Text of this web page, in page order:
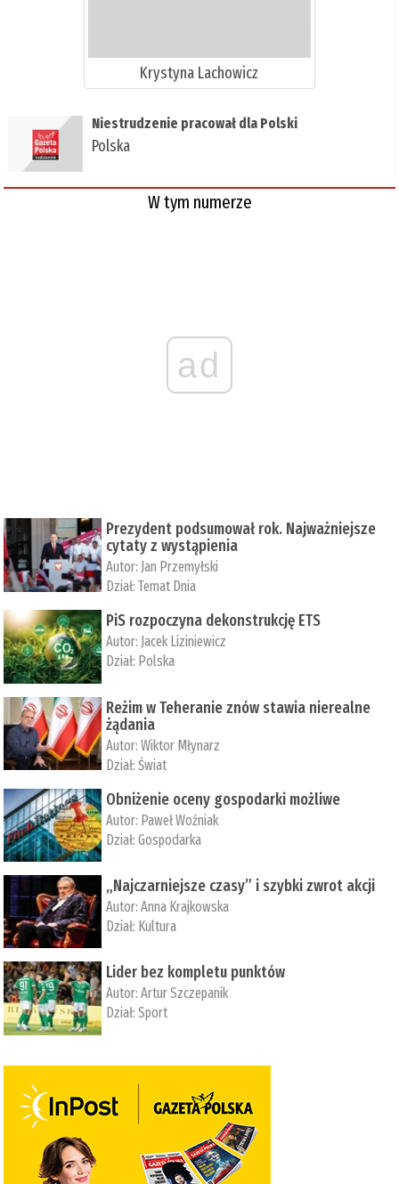
Krystyna Lachowicz
Niestrudzenie pracował dla Polski
Polska
W tym numerze
ad
Prezydent podsumował rok. Najważniejsze
cytaty z wystąpienia
Autor: Jan Przemyłski
Dział:Temat Dnia
PiS rozpoczyna dekonstrukcję ETS
Autor: Jacek Liziniewicz
Dział: Polska
Reżim w Teheranie znów stawia nierealne
żądania
Autor:Wiktor Młynarz
Dział:Świat
Obniżenie oceny gospodarki możliwe
Autor: Paweł Woźniak
Dział:Gospodarka
„Najczarniejsze czasy” i szybki zwrot akcji
Autor:Anna Krajkowska
Dział: Kultura
Lider bez kompletu punktów
Autor:Artur Szczepanik
Dział:Sport